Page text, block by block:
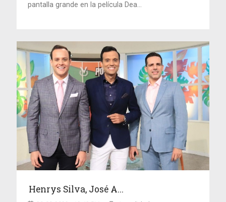
pantalla grande en la película Dea...
Henrys Silva, José A...